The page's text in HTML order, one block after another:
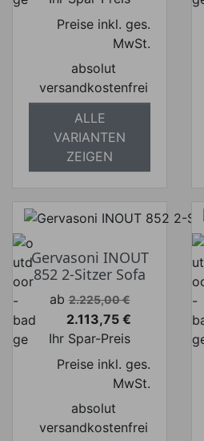
Preise inkl. ges.
MwSt.
absolut
versandkostenfrei
ALLE
VARIANTEN
ZEIGEN
Gervasoni INOUT
852 2-Sitzer Sofa
Verkaufspreis
ab 2.225,00 €
Preis
2.113,75 €
Ihr Spar-Preis
Preise inkl. ges.
MwSt.
absolut
versandkostenfrei